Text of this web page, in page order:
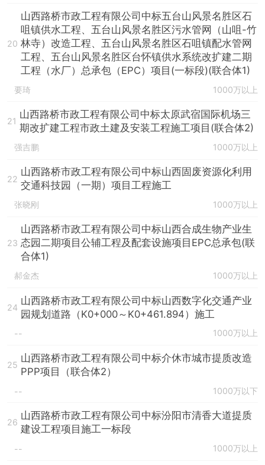
20
山西路桥市政工程有限公司中标五台山风景名胜区石
咀镇供水工程、五台山风景名胜区污水管网（山咀-竹
林寺）改造工程、五台山风景名胜区石咀镇配水管网
工程、五台山风景名胜区台怀镇供水系统改扩建二期
工程（水厂）总承包（EPC）项目(一标段)(联合体1)
要琦 1000万以上
21
山西路桥市政工程有限公司中标太原武宿国际机场三
期改扩建工程市政土建及安装工程施工项目(联合体2)
强吉鹏 1000万以上
22
山西路桥市政工程有限公司中标山西固废资源化利用
交通科技园（一期）项目工程施工
张晓刚 1000万以上
23
山西路桥市政工程有限公司中标山西合成生物产业生
态园二期项目公辅工程及配套设施项目EPC总承包(联
合体1)
郝金杰 1000万以上
24
山西路桥市政工程有限公司中标山西数字化交通产业
园规划道路（K0+000～K0+461.894）施工
-- 1000万以上
25
山西路桥市政工程有限公司中标介休市城市提质改造
PPP项目（联合体2）
-- 1000万以下
26
山西路桥市政工程有限公司中标汾阳市清香大道提质
建设工程项目施工一标段
-- 1000万以上